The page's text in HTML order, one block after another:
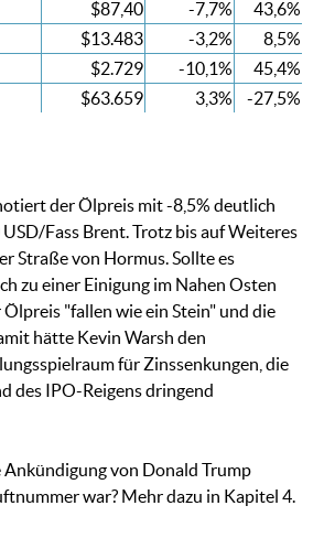
$87,40 -7,7%
43,6%
$13.483 -3,2%
8,5%
$2.729 -10,1%
45,4%
$63.659 3,3% -27,5%
der Ölpreis mit -8,5% deutlich
Fass Brent. Trotz bis auf Weiteres
Straße von Hormus. Sollte es
zu einer Einigung im Nahen Osten
"fallen wie ein Stein" und die
hätte Kevin Warsh den
für Zinssenkungen, die
des IPO-Reigens dringend
Ankündigung von Donald Trump
war? Mehr dazu in Kapitel 4.